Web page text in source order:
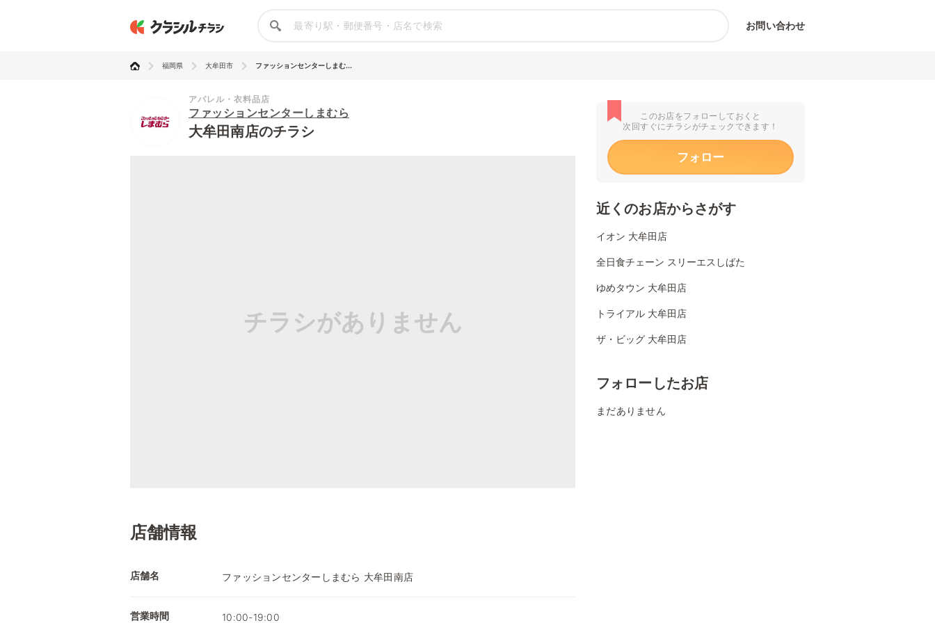
お問い合わせ
福岡県 大牟田市 ファッションセンターしまむ...
アパレル・衣料品店
ファッションセンターしまむら
大牟田南店のチラシ
チラシがありません
店舗情報
店舗名 ファッションセンターしまむら 大牟田南店
営業時間 10:00-19:00
このお店をフォローしておくと
次回すぐにチラシがチェックできます！
フォロー
近くのお店からさがす
イオン 大牟田店
全日食チェーン スリーエスしばた
ゆめタウン 大牟田店
トライアル 大牟田店
ザ・ビッグ 大牟田店
フォローしたお店
まだありません